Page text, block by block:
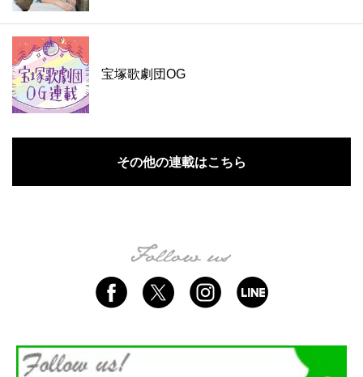
宝塚歌劇団OG
その他の連載はこちら